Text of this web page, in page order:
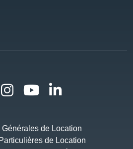
de Location
de Location